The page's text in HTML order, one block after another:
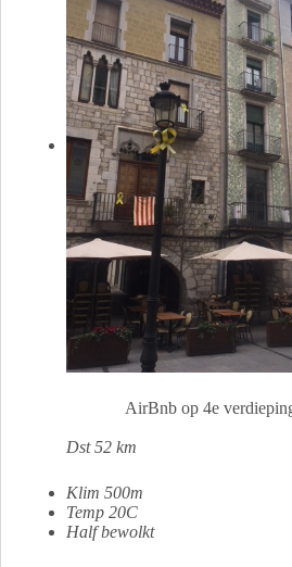
AirBnb op 4e
Dst 52 km
Klim 500m
Temp 20C
Half bewolkt